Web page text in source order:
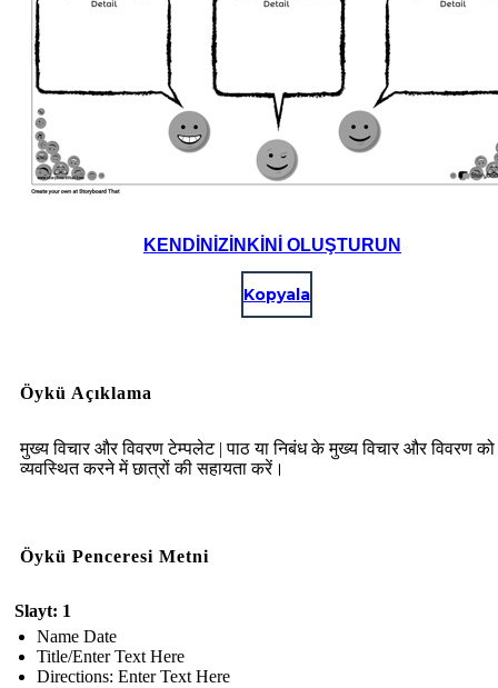
KENDINIZINKINI OLUŞTURUN
Kopyala
Öykü Açıklama
मुख्य विचार और विवरण टेम्पलेट | पाठ या निबंध के मुख्य विचार और विवरण को
व्यवस्थित करने में छात्रों की सहायता करें।
Öykü Penceresi Metni
Slayt: 1
Name Date
Title/Enter Text Here
Directions: Enter Text Here